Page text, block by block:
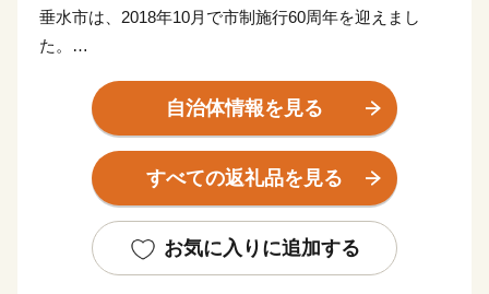
垂水市は、2018年10月で市制施行60周年を迎えまし
た。
■垂水市は市制施行60周年！
本市は、昭和33年10月の市制施行以来、平成30年度
で60周年を迎えました。
本市は、目の前に桜島と鹿児島湾（錦江湾）を望む、
大隅半島の北西部、鹿児島湾に面するほぼ中央に位置
自治体情報を見る
すべての返礼品を見る
お気に入りに追加する